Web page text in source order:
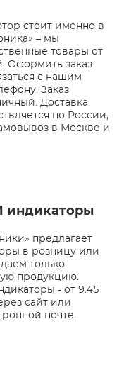
стоит именно в
– мы
товары от
Оформить заказ
с нашим
Заказ
Доставка
по России,
в Москве и
индикаторы
предлагает
в розницу или
только
продукцию.
- от 9.45
сайт или
почте,